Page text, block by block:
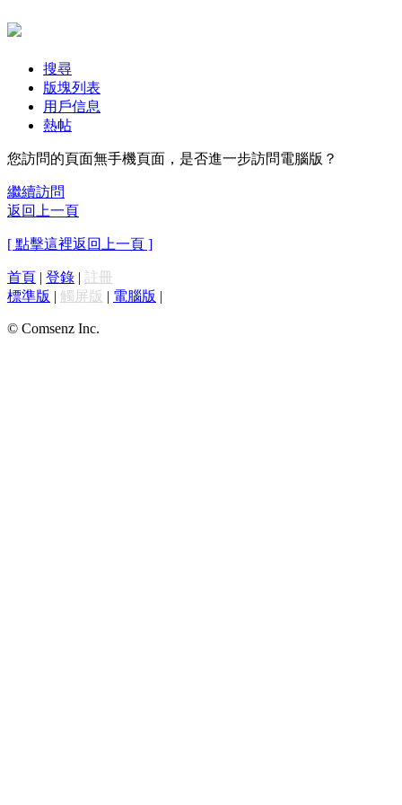
搜尋
版塊列表
用戶信息
熱帖
您訪問的頁面無手機頁面，是否進一步訪問電腦版？
繼續訪問
返回上一頁
[ 點擊這裡返回上一頁 ]
首頁 | 登錄 | 註冊
標準版 | 觸屏版 | 電腦版 |
© Comsenz Inc.